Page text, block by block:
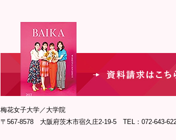
梅花女子大学／大学院
〒567-8578 大阪府茨木市宿久庄2-19-5 TEL：072-643-